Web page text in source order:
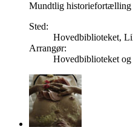
Mundtlig historiefortælling
Sted:
Hovedbiblioteket,
Arrangør:
Hovedbiblioteket